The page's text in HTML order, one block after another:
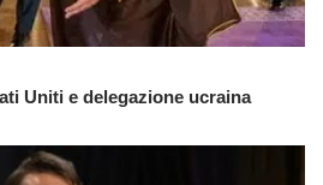
Uniti e delegazione ucraina